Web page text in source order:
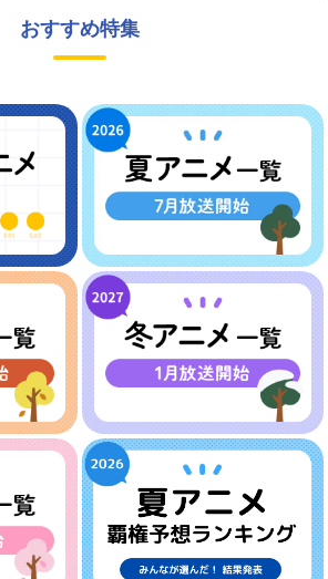
おすすめ特集